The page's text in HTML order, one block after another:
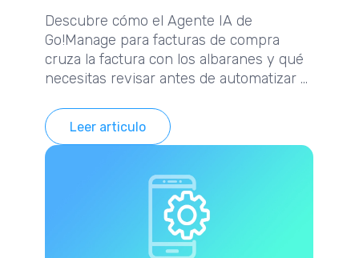
Descubre cómo el Agente IA de
Go!Manage para facturas de compra
cruza la factura con los albaranes y qué
necesitas revisar antes de automatizar el
Leer articulo